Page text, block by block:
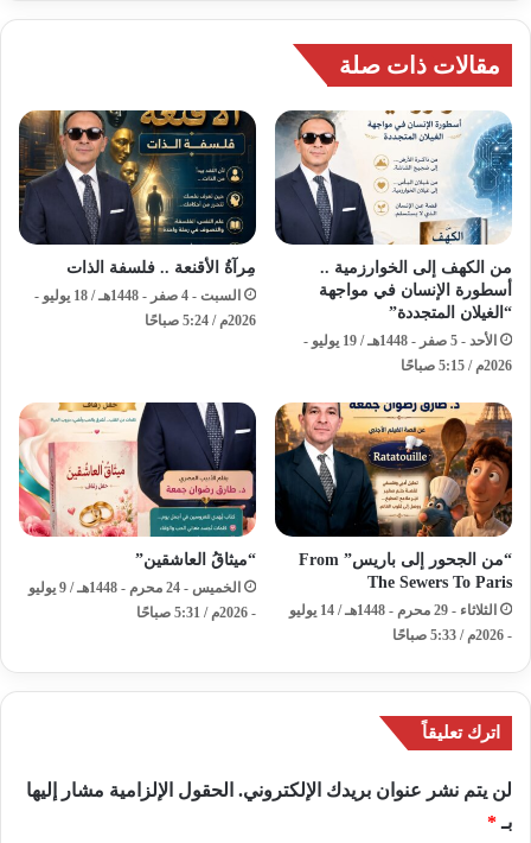
مقالات ذات صلة
من الكهف إلى الخوارزمية ..
أسطورة الإنسان في مواجهة
“الغيلان المتجددة”
الأحد - 5 صفر - 1448هـ / 19 يوليو -
2026م / 5:15 صباحًا
مِرآةُ الأقنعة .. فلسفة الذات
السبت - 4 صفر - 1448هـ / 18 يوليو -
2026م / 5:24 صباحًا
“من الجحور إلى باريس” From
The Sewers To Paris
الثلاثاء - 29 محرم - 1448هـ / 14 يوليو
- 2026م / 5:33 صباحًا
“ميثاقُ العاشقين”
الخميس - 24 محرم - 1448هـ / 9 يوليو
- 2026م / 5:31 صباحًا
اترك تعليقاً
لن يتم نشر عنوان بريدك الإلكتروني. الحقول الإلزامية مشار إليها
بـ*